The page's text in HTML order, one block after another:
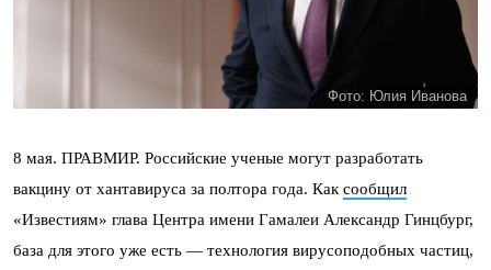
Фото: Юлия Иванова
8 мая. ПРАВМИР. Российские ученые могут разработать
вакцину от хантавируса за полтора года. Как сообщил
«Известиям» глава Центра имени Гамалеи Александр Гинцбург,
база для этого уже есть — технология вирусоподобных частиц,